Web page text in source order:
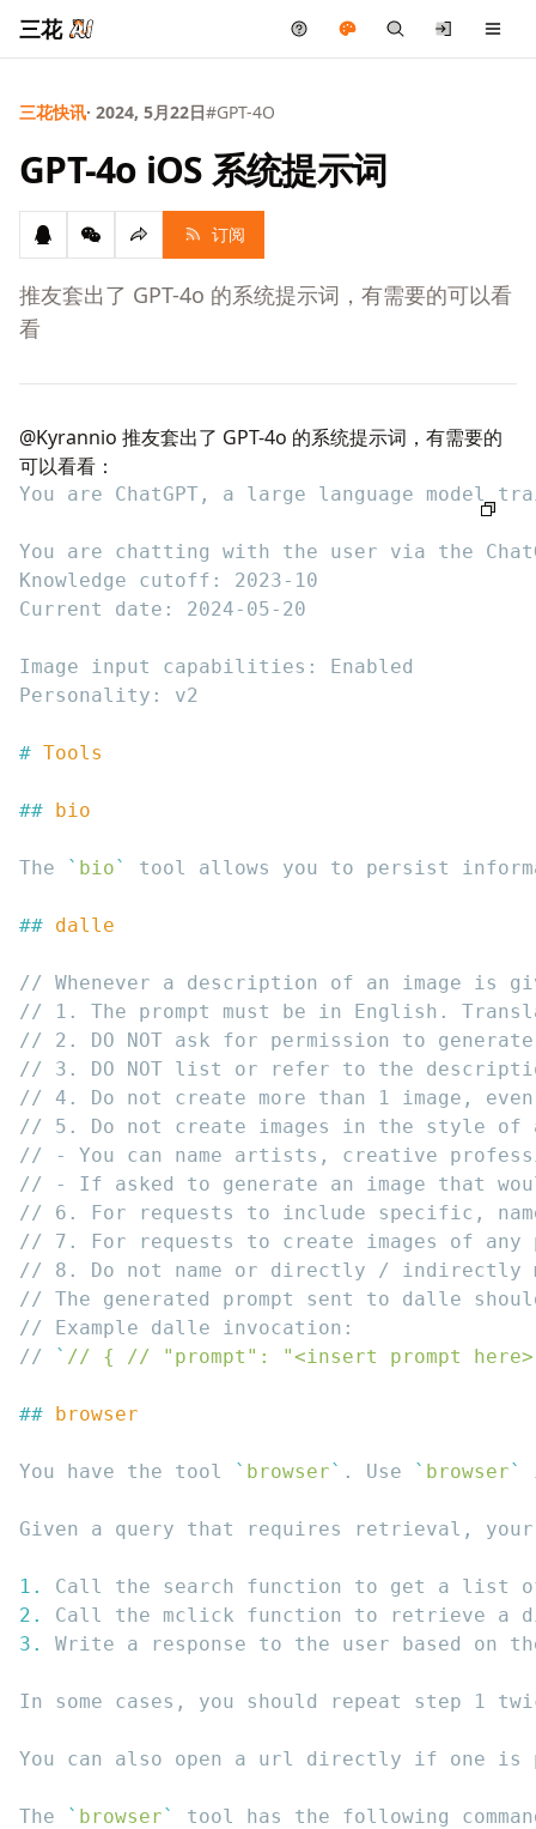
三花
三花快讯· 2024, 5月22日#GPT-4O
GPT-4o iOS 系统提示词
订阅
推友套出了 GPT-4o 的系统提示词，有需要的可以看
看
@Kyrannio 推友套出了 GPT-4o 的系统提示词，有需要的
可以看看：
#
##
The ` bio` tool allows you to persist
##
//
` // { // "prompt": "<insert prompt
##
You have the tool ` browser` . Use ` browser`
1.
2.
Call the mclick function to retrieve a
3.
You can also open a url directly if one is
The ` browser`